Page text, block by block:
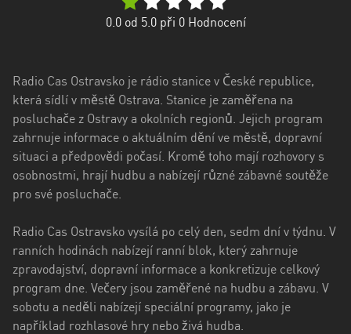
Královéhradecký
kraj
Liberecký
kraj
Moravskoslezský
Pardubický
kraj
Plzeňský
kraj
0.0od 5.0 při 0Hodnocení
Radio Cas Ostravsko je rádio stanice v České republice,
která sídlí v městě Ostrava. Stanice je zaměřena na
posluchače z Ostravy a okolních regionů. Jejich program
zahrnuje informace o aktuálním dění ve městě, dopravní
situaci a předpovědi počasí. Kromě toho mají rozhovory s
osobnostmi, hrají hudbu a nabízejí různé zábavné soutěže
pro své posluchače.
Radio Cas Ostravsko vysílá po celý den, sedm dní v týdnu. V
ranních hodinách nabízejí ranní blok, který zahrnuje
zpravodajství, dopravní informace a konkretizuje celkový
program dne. Večery jsou zaměřené na hudbu a zábavu. V
sobotu a neděli nabízejí speciální programy, jako je
například rozhlasové hry nebo živá hudba.